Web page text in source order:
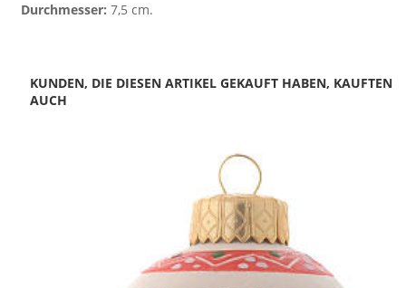
Durchmesser: 7,5 cm.
KUNDEN, DIE DIESEN ARTIKEL GEKAUFT HABEN, KAUFTEN
AUCH